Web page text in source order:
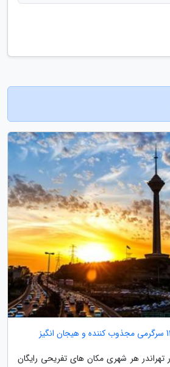
تهراندر هر شهری مکان های تفریحی رایگان